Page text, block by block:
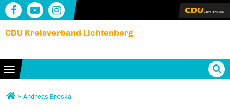
CDU Kreisverband Lichtenberg
Toggle navigation
Sie sind hier
» Andreas Broska